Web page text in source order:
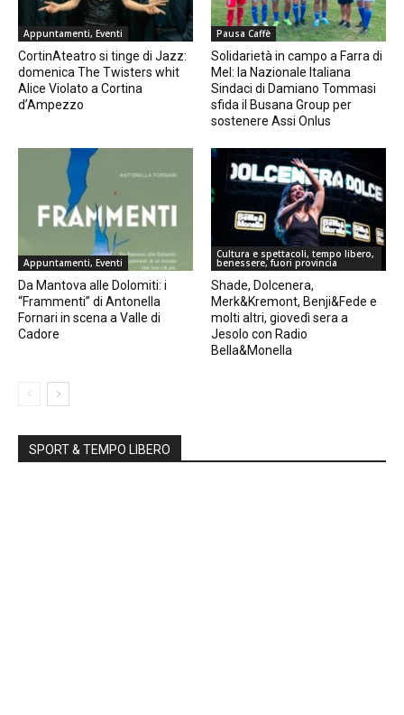
Appuntamenti, Eventi
CortinAteatro si tinge di Jazz:
domenica The Twisters whit
Alice Violato a Cortina
d’Ampezzo
Pausa Caffè
Solidarietà in campo a Farra di
Mel: la Nazionale Italiana
Sindaci di Damiano Tommasi
sfida il Busana Group per
sostenere Assi Onlus
Appuntamenti, Eventi
Da Mantova alle Dolomiti: i
“Frammenti” di Antonella
Fornari in scena a Valle di
Cadore
Cultura e spettacoli, tempo libero,
benessere, fuori provincia
Shade, Dolcenera,
Merk&Kremont, Benji&Fede e
molti altri, giovedì sera a
Jesolo con Radio
Bella&Monella
SPORT & TEMPO LIBERO